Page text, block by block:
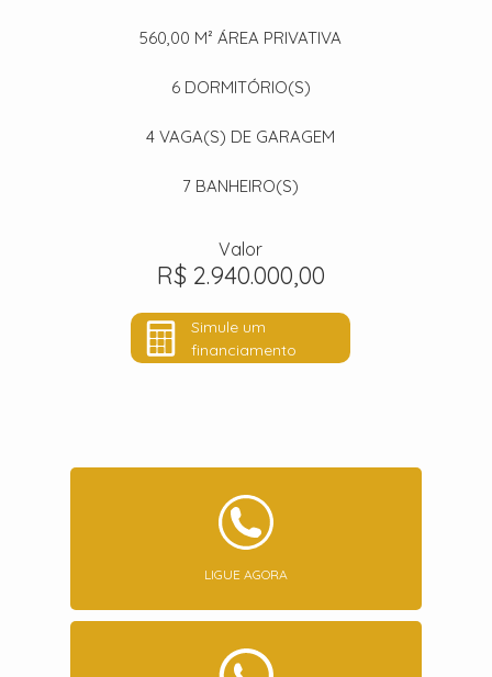
560,00 M² ÁREA PRIVATIVA
6DORMITÓRIO(S)
4 VAGA(S) DE GARAGEM
7 BANHEIRO(S)
Valor
R$ 2.940.000,00
Simule um
financiamento
LIGUE AGORA